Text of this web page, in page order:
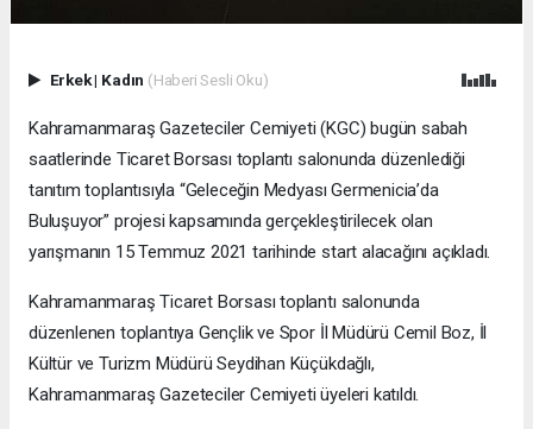
Erkek| Kadın (Haberi Sesli Oku)
Kahramanmaraş Gazeteciler Cemiyeti (KGC) bugün sabah
saatlerinde Ticaret Borsası toplantı salonunda düzenlediği
tanıtım toplantısıyla “Geleceğin Medyası Germenicia’da
Buluşuyor” projesi kapsamında gerçekleştirilecek olan
yarışmanın 15 Temmuz 2021 tarihinde start alacağını açıkladı.
Kahramanmaraş Ticaret Borsası toplantı salonunda
düzenlenen toplantıya Gençlik ve Spor İl Müdürü Cemil Boz, İl
Kültür ve Turizm Müdürü Seydihan Küçükdağlı,
Kahramanmaraş Gazeteciler Cemiyeti üyeleri katıldı.